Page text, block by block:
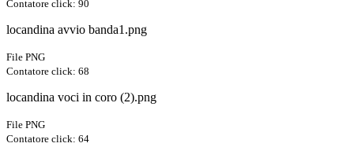
Contatore click: 90
locandina avvio banda1.png
File PNG
Contatore click: 68
locandina voci in coro (2).png
File PNG
Contatore click: 64